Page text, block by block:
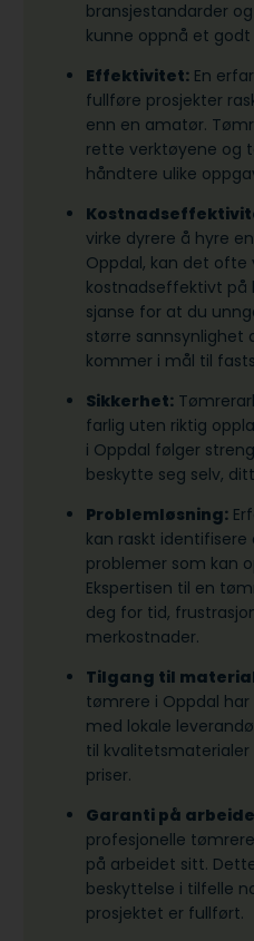
bransjestandarder
kunne oppnå et
Effektivitet: En
fullføre prosjekter
enn en amatør.
rette verktøyene og
håndtere ulike
virke dyrere å hyre
Oppdal, kan det
kostnadseffektivt på
sjanse for at du
større sannsynlighet
kommer i mål til
Sikkerhet:
farlig uten riktig
i Oppdal følger
beskytte seg selv,
Problemløsning:
kan raskt
problemer som kan
Ekspertisen til en
deg for tid,
merkostnader.
Tilgang til
tømrere i Oppdal
med lokale
til
priser.
Garanti på
profesjonelle
på arbeidet sitt.
beskyttelse i tilfelle
prosjektet er fullført.